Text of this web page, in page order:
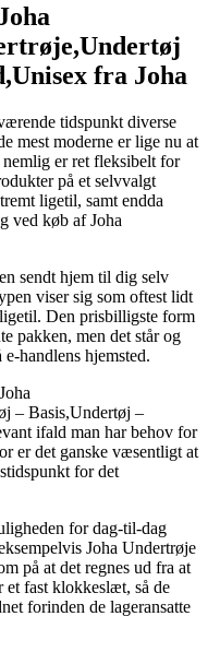
fra Joha
tidspunkt diverse
mest moderne er lige nu at
er ret fleksibelt for
på et selvvalgt
ligetil, samt endda
ved køb af Joha
sendt hjem til dig selv
viser sig som oftest lidt
Den prisbilligste form
pakken, men det står og
handlens hjemsted.
– Basis,Undertøj –
ifald man har behov for
er det ganske væsentligt at
for det
for dag-til-dag
Joha Undertrøje
på at det regnes ud fra at
et fast klokkeslæt, så de
forinden de lageransatte